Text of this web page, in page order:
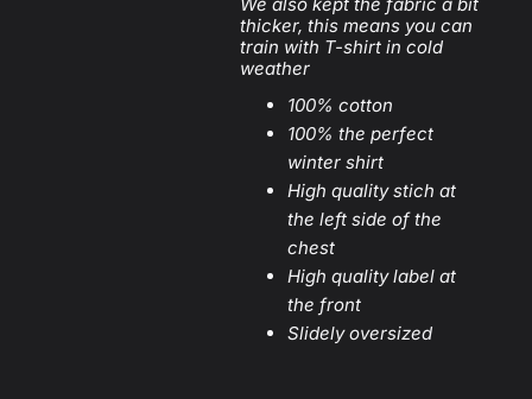
thicker, this means you can
train with T-shirt in cold
weather
100% cotton
100% the perfect
winter shirt
High quality stich at
the left side of the
chest
High quality label at
the front
Slidely oversized